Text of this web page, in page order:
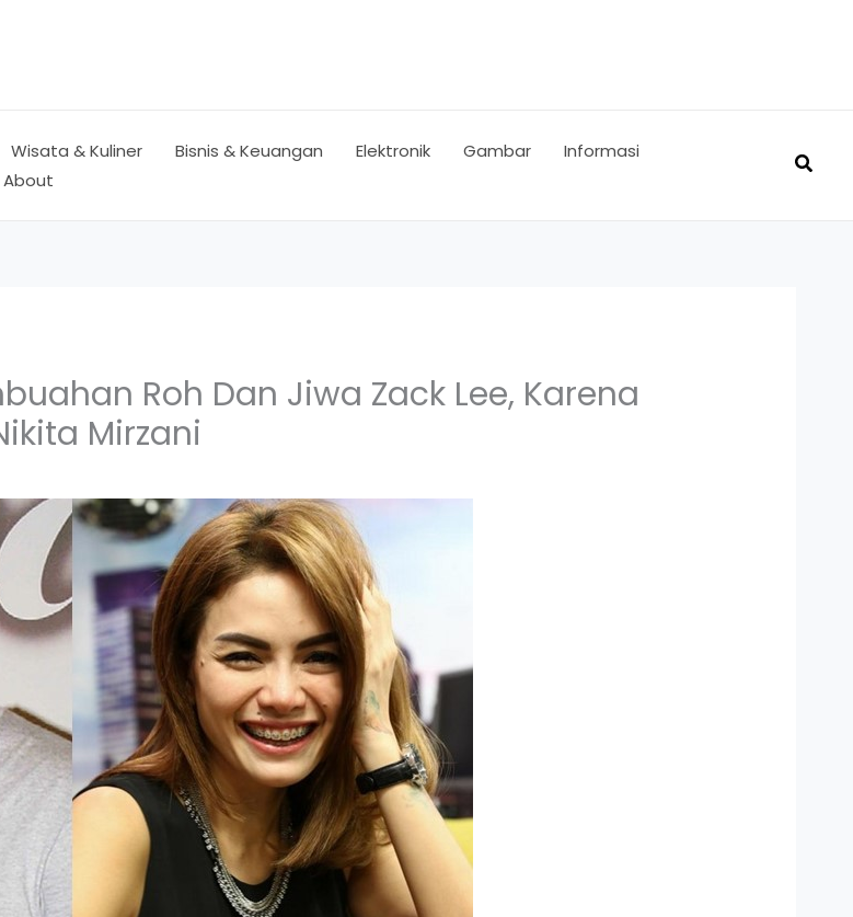
Wisata & Kuliner Bisnis & Keuangan Elektronik Gambar
Informasi
About
Roh Dan Jiwa Zack Lee, Karena
Mirzani